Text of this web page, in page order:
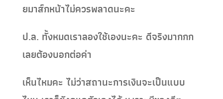
ยมาส์กหน้าไม่ควรพลาดนะคะ
ป.ล. ทั้งหมดเราลองใช้เองนะคะ ดีจริงมากกก
เลยต้องบอกต่อค่า
เห็นไหมคะ ไม่ว่าสถานะการเงินจะเป็นแบบ